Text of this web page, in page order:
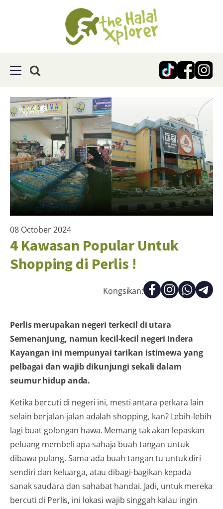
08 October 2024
4 Kawasan Popular Untuk
Shopping di Perlis !
Kongsikan:
Perlis merupakan negeri terkecil di utara
Semenanjung, namun kecil-kecil negeri Indera
Kayangan ini mempunyai tarikan istimewa yang
pelbagai dan wajib dikunjungi sekali dalam
seumur hidup anda.
Ketika bercuti di negeri ini, mesti antara perkara lain
selain berjalan-jalan adalah shopping, kan? Lebih-lebih
lagi buat golongan hawa. Memang tak akan lepaskan
peluang membeli apa sahaja buah tangan untuk
dibawa pulang. Sama ada buah tangan tu untuk diri
sendiri dan keluarga, atau dibagi-bagikan kepada
sanak saudara dan sahabat handai. Jadi, untuk mereka
bercuti di Perlis, ini lokasi wajib singgah kalau ingin